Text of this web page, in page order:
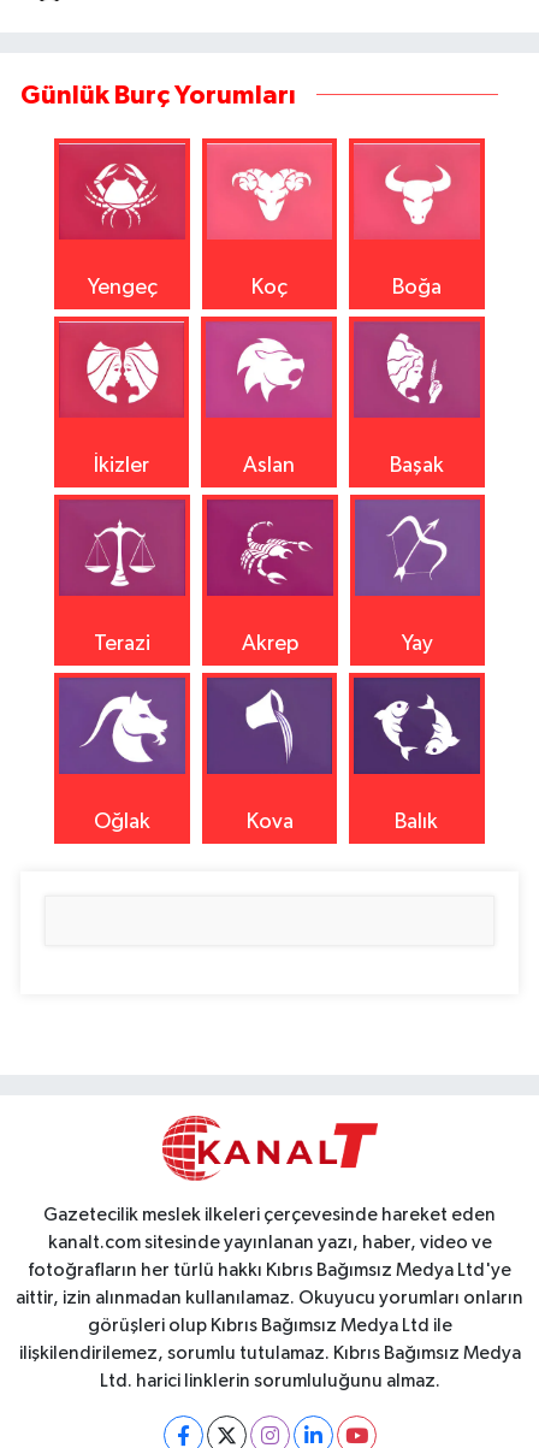
Günlük Burç Yorumları
Yengeç Koç Boğa
İkizler Aslan Başak
Terazi Akrep Yay
Oğlak Kova Balık
Gazetecilik meslek ilkeleri çerçevesinde hareket eden
kanalt.com sitesinde yayınlanan yazı, haber, video ve
fotoğrafların her türlü hakkı Kıbrıs Bağımsız Medya Ltd'ye
aittir, izin alınmadan kullanılamaz. Okuyucu yorumları onların
görüşleri olup Kıbrıs Bağımsız Medya Ltd ile
ilişkilendirilemez, sorumlu tutulamaz. Kıbrıs Bağımsız Medya
Ltd. harici linklerin sorumluluğunu almaz.